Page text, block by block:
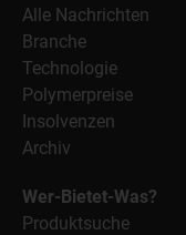
Alle Nachrichten
Branche
Technologie
Polymerpreise
Insolvenzen
Archiv
Wer-Bietet-Was?
Produktsuche